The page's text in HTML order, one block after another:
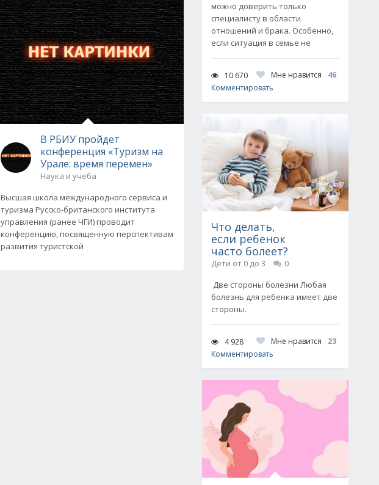
В РБИУ пройдет
конференция «Туризм на
Урале: время перемен»
Наука и учеба
Высшая школа международного сервиса и
туризма Русско-британского института
управления (ранее ЧГИ) проводит
конференцию, посвященную перспективам
развития туристской
можно доверить только
специалисту в области
отношений и брака. Особенно,
если ситуация в семье не
10 670 Мне нравится
46
Комментировать
Что делать,
если ребенок
часто болеет?
Дети от 0 до 3
0
Две стороны болезни Любая
болезнь для ребенка имеет две
стороны.
4 928 Мне нравится
23
Комментировать